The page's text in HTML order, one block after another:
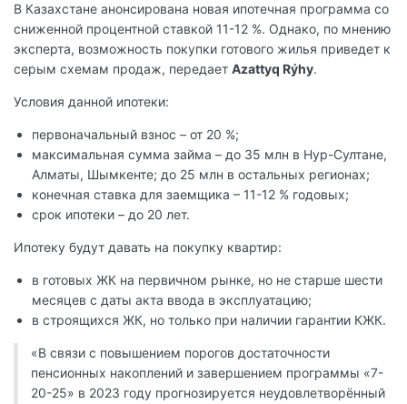
В Казахстане анонсирована новая ипотечная программа со
сниженной процентной ставкой 11-12 %. Однако, по мнению
эксперта, возможность покупки готового жилья приведет к
серым схемам продаж, передает Azattyq Rýhy.
Условия данной ипотеки:
первоначальный взнос – от 20 %;
максимальная сумма займа – до 35 млн в Нур-Султане,
Алматы, Шымкенте; до 25 млн в остальных регионах;
конечная ставка для заемщика – 11-12 % годовых;
срок ипотеки – до 20 лет.
Ипотеку будут давать на покупку квартир:
в готовых ЖК на первичном рынке, но не старше шести
месяцев с даты акта ввода в эксплуатацию;
в строящихся ЖК, но только при наличии гарантии КЖК.
«В связи с повышением порогов достаточности
пенсионных накоплений и завершением программы «7-
20-25» в 2023 году прогнозируется неудовлетворённый